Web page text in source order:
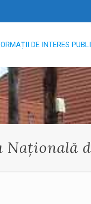
DE INTERES
Națională